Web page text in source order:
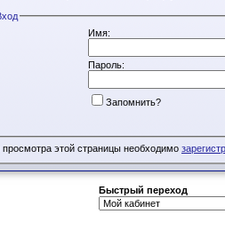
Имя:
Пароль:
Запомнить?
просмотра этой страницы необходимо
Быстрый переход